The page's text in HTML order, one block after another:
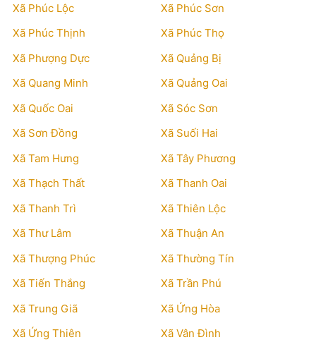
Xã Phúc Lộc
Xã Phúc Sơn
Xã Phúc Thịnh
Xã Phúc Thọ
Xã Phượng Dực
Xã Quảng Bị
Xã Quang Minh
Xã Quảng Oai
Xã Quốc Oai
Xã Sóc Sơn
Xã Sơn Đồng
Xã Suối Hai
Xã Tam Hưng
Xã Tây Phương
Xã Thạch Thất
Xã Thanh Oai
Xã Thanh Trì
Xã Thiên Lộc
Xã Thư Lâm
Xã Thuận An
Xã Thượng Phúc
Xã Thường Tín
Xã Tiến Thắng
Xã Trần Phú
Xã Trung Giã
Xã Ứng Hòa
Xã Ứng Thiên
Xã Vân Đình